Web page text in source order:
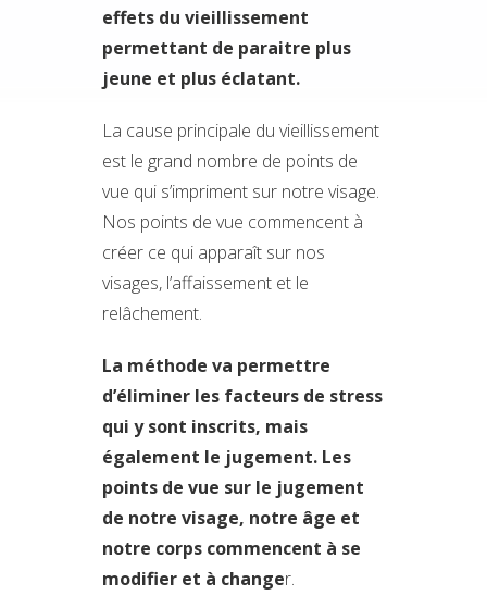
effets du vieillissement
permettant de paraitre plus
jeune et plus éclatant.
La cause principale du vieillissement
est le grand nombre de points de
vue qui s’impriment sur notre visage.
Nos points de vue commencent à
créer ce qui apparaît sur nos
visages, l’affaissement et le
relâchement.
La méthode va permettre
d’éliminer les facteurs de stress
qui y sont inscrits, mais
également le jugement. Les
points de vue sur le jugement
de notre visage, notre âge et
notre corps commencent à se
modifier et à changer.